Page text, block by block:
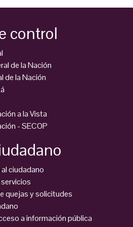
control
de la Nación
de la Nación
a la Vista
- SECOP
ciudadano
quejas y solicitudes
a información pública